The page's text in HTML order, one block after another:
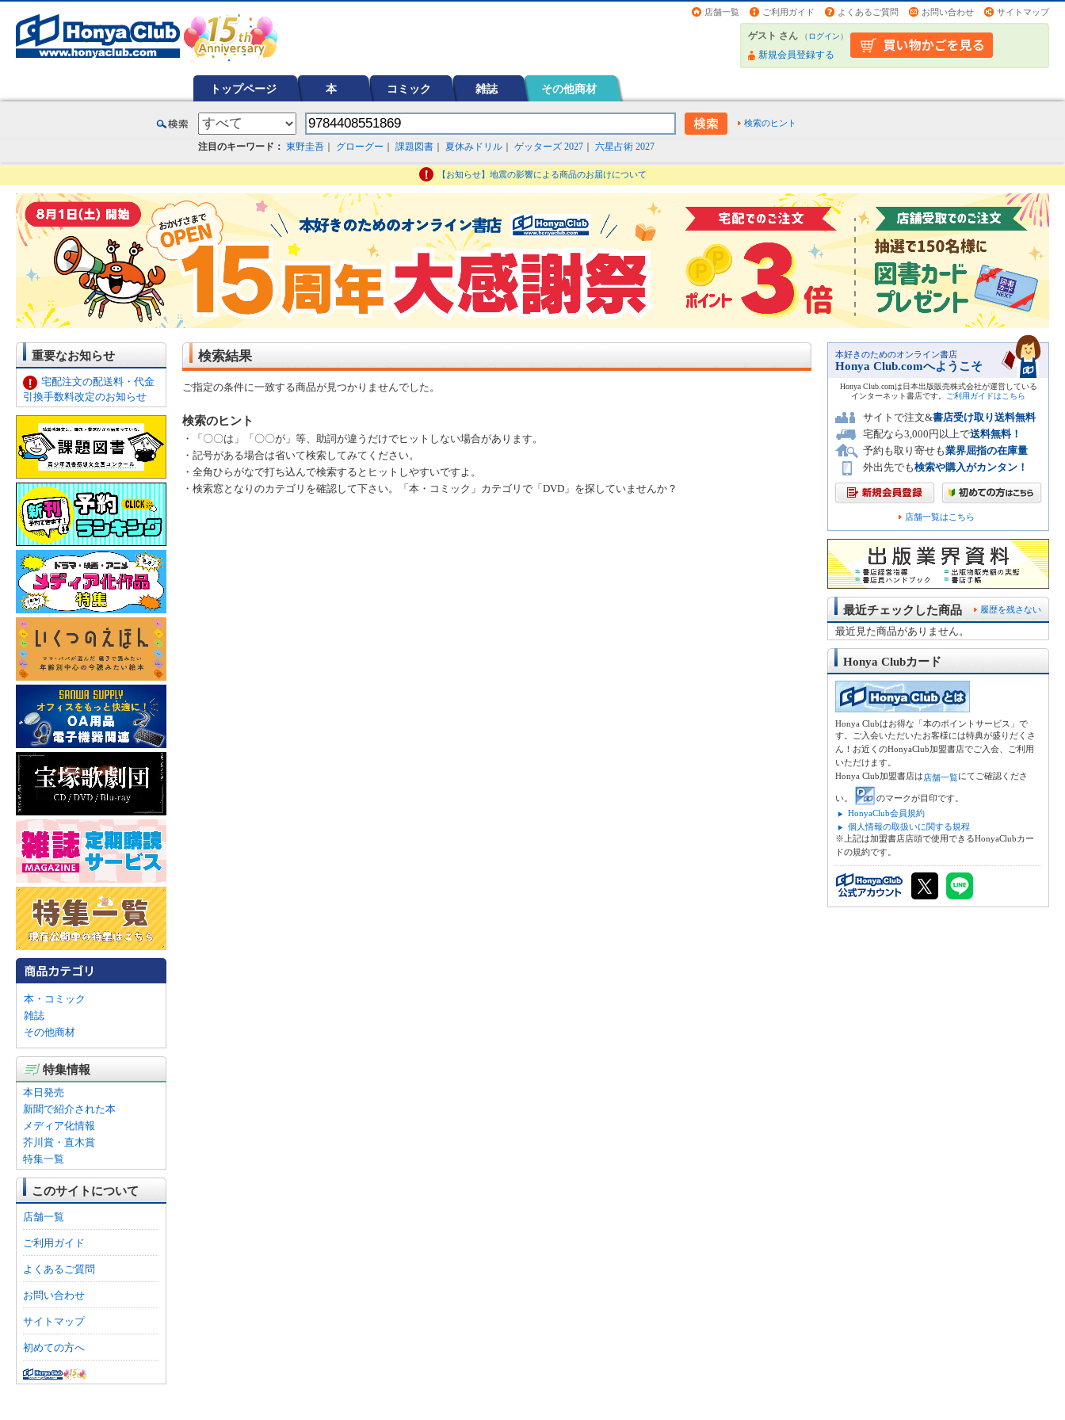
店舗一覧 ご利用ガイド よくあるご質問 お問い合わせ サイトマップ
ゲスト さん （ログイン）
新規会員登録する
トップページ 本 コミック 雑誌 その他商材
検索のヒント
注目のキーワード： 東野圭吾 グローグー 課題図書 夏休みドリル ゲッターズ 2027 六星占術 2027
【お知らせ】地震の影響による商品のお届けについて
重要なお知らせ
宅配注文の配送料・代金
引換手数料改定のお知らせ
本・コミック
雑誌
その他商材
特集情報
本日発売
新聞で紹介された本
メディア化情報
芥川賞・直木賞
特集一覧
このサイトについて
店舗一覧
ご利用ガイド
よくあるご質問
お問い合わせ
サイトマップ
初めての方へ
検索結果
ご指定の条件に一致する商品が見つかりませんでした。
検索のヒント
・「〇〇は」「〇〇が」等、助詞が違うだけでヒットしない場合があります。
・記号がある場合は省いて検索してみてください。
・全角ひらがなで打ち込んで検索するとヒットしやすいですよ。
・検索窓となりのカテゴリを確認して下さい。「本・コミック」カテゴリで「DVD」を探していませんか？
本好きのためのオンライン書店
Honya Club.comへようこそ
Honya Club.comは日本出版販売株式会社が運営している
インターネット書店です。
ご利用ガイドはこちら
サイトで注文&書店受け取り送料無料
宅配なら3,000円以上で送料無料！
予約も取り寄せも業界屈指の在庫量
外出先でも検索や購入がカンタン！
店舗一覧はこちら
履歴を残さない
最近チェックした商品
最近見た商品がありません。
Honya Clubカード
Honya Clubはお得な「本のポイントサービス」で
す。ご入会いただいたお客様には特典が盛りだくさ
ん！お近くのHonyaClub加盟書店でご入会、ご利用
いただけます。
Honya Club加盟書店は店舗一覧にてご確認くださ
い。
のマークが目印です。
HonyaClub会員規約
個人情報の取扱いに関する規程
※上記は加盟書店店頭で使用できるHonyaClubカー
ドの規約です。